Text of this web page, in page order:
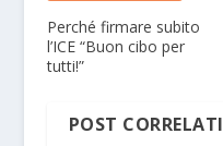
Perché firmare subito
l’ICE “Buon cibo per
tutti!”
POST CORRELATI